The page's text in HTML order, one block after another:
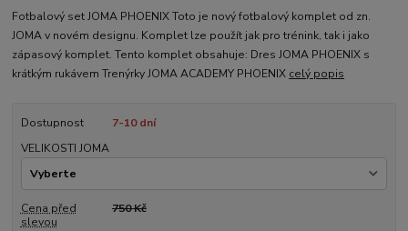
Fotbalový set JOMA PHOENIX Toto je nový fotbalový komplet od zn.
JOMA v novém designu. Komplet lze použít jak pro trénink, tak i jako
zápasový komplet. Tento komplet obsahuje: Dres JOMA PHOENIX s
krátkým rukávem Trenýrky JOMA ACADEMY PHOENIX celý popis
Dostupnost
7-10 dní
VELIKOSTI JOMA
Cena před
slevou
750 Kč